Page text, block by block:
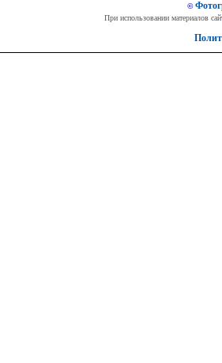
©
При использовании материалов